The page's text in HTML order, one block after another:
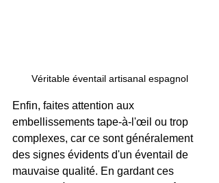
Véritable éventail artisanal espagnol
Enfin, faites attention aux
embellissements tape-à-l'œil ou trop
complexes, car ce sont généralement
des signes évidents d'un éventail de
mauvaise qualité. En gardant ces